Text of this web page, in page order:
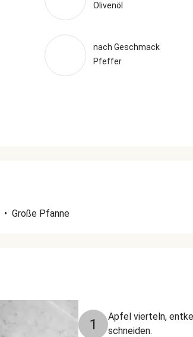
Olivenöl
nach Geschmack
Pfeffer
• Große Pfanne
1
Apfel vierteln,
schneiden.